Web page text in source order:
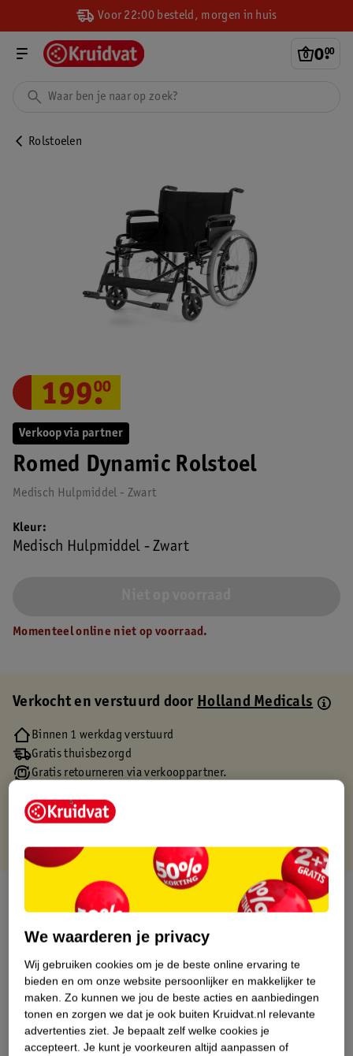
Voor 22:00 besteld, morgen in huis
0.
00
Rolstoelen
Verkoop via partner
Romed Dynamic Rolstoel
Medisch Hulpmiddel - Zwart
199.
00
Kleur
Medisch Hulpmiddel - Zwart
Momenteel online niet op voorraad.
Verkocht en verstuurd doorHolland Medicals
Binnen 1 werkdag verstuurd
Gratis thuisbezorgd
Gratis retourneren via verkooppartner.
Over dit product
Productinformatie
Etiketinformatie
Nature Impact Score
Dit product heeft (nog) geen Nature
We waarderen je privacy
Wij gebruiken cookies om je de beste online ervaring te
bieden en om onze website persoonlijker en makkelijker te
maken. Zo kunnen we jou de beste acties en aanbiedingen
tonen en zorgen we dat je ook buiten Kruidvat.nl relevante
advertenties ziet. Je bepaalt zelf welke cookies je
accepteert. Je kunt je voorkeuren altijd aanpassen of